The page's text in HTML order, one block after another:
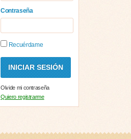
Contraseña
Recuérdame
Olvide mi contraseña
Quiero registrarme